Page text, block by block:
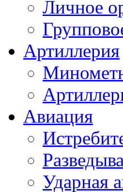
Личное
Артиллерия
Авиация
Ударная